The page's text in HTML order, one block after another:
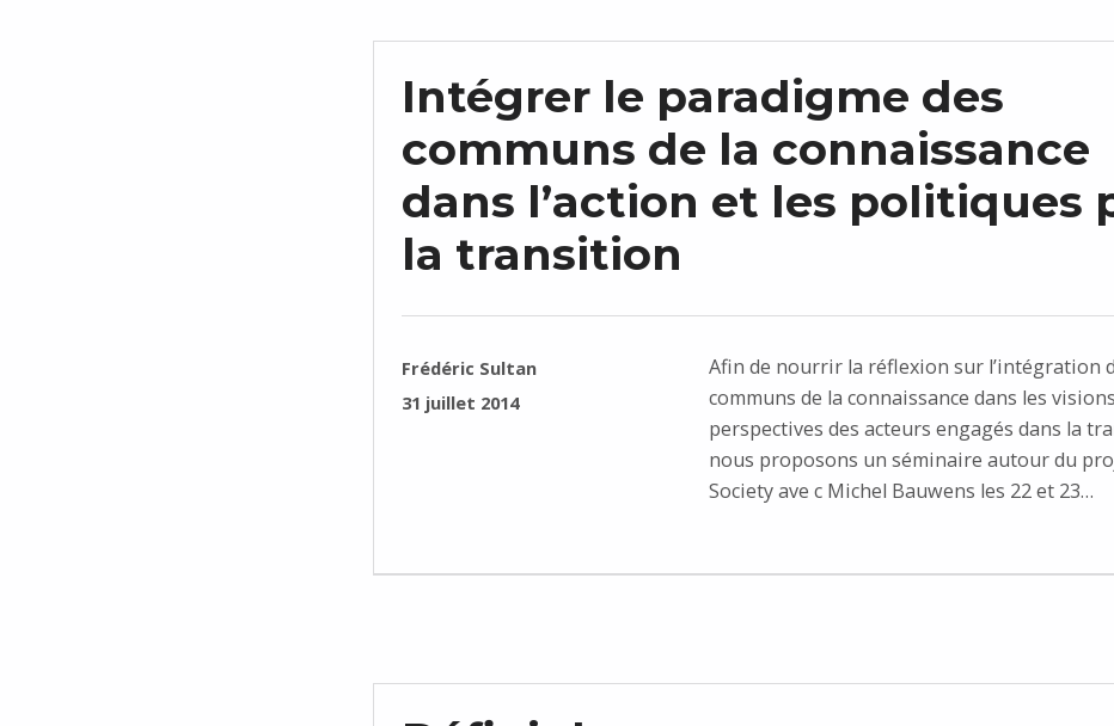
Intégrer le paradigme des
communs de la connaissance
dans l’action et les politiques
la transition
RÉDIGÉ PAR :
Frédéric Sultan
PUBLIÉ SUR :
31 juillet 2014
Afin de nourrir la réflexion sur l’intégration
communs de la connaissance dans les
perspectives des acteurs engagés dans la
nous proposons un séminaire autour du
Society ave c Michel Bauwens les 22 et 23…